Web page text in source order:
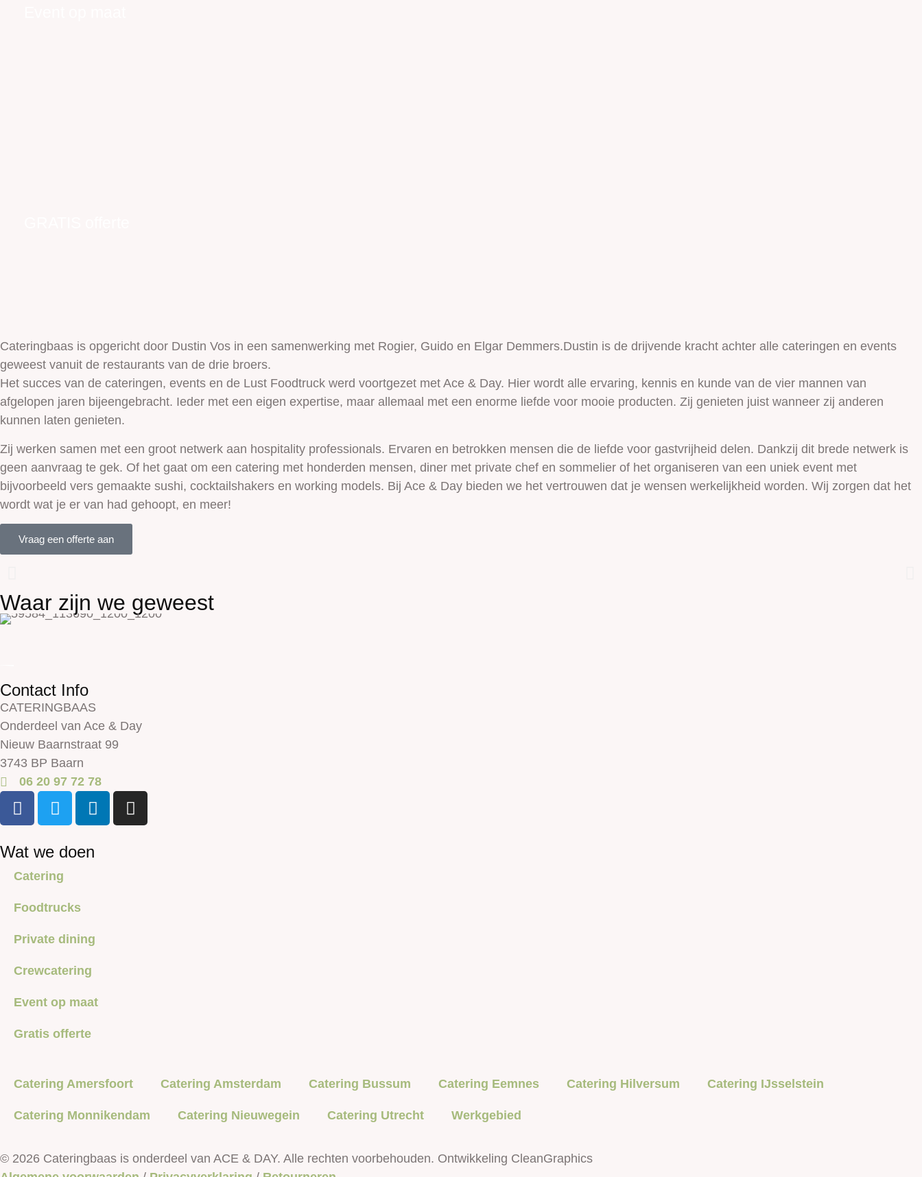
Cateringbaas is opgericht door Dustin Vos in een samenwerking met Rogier, Guido en Elgar Demmers.Dustin is de drijvende kracht achter alle cateringen en events
geweest vanuit de restaurants van de drie broers.
Het succes van de cateringen, events en de Lust Foodtruck werd voortgezet met Ace & Day. Hier wordt alle ervaring, kennis en kunde van de vier mannen van
afgelopen jaren bijeengebracht. Ieder met een eigen expertise, maar allemaal met een enorme liefde voor mooie producten. Zij genieten juist wanneer zij anderen
kunnen laten genieten.
Zij werken samen met een groot netwerk aan hospitality professionals. Ervaren en betrokken mensen die de liefde voor gastvrijheid delen. Dankzij dit brede netwerk is
geen aanvraag te gek. Of het gaat om een catering met honderden mensen, diner met private chef en sommelier of het organiseren van een uniek event met
bijvoorbeeld vers gemaakte sushi, cocktailshakers en working models. Bij Ace & Day bieden we het vertrouwen dat je wensen werkelijkheid worden. Wij zorgen dat het
wordt wat je er van had gehoopt, en meer!
Vraag een offerte aan
Waar zijn we geweest
Contact Info
CATERINGBAAS
Onderdeel van Ace & Day
Nieuw Baarnstraat 99
3743 BP Baarn
06 20 97 72 78
Wat we doen
Catering
Foodtrucks
Private dining
Crewcatering
Event op maat
Gratis offerte
Catering Amersfoort Catering Amsterdam Catering Bussum Catering Eemnes Catering Hilversum Catering IJsselstein
Catering Monnikendam Catering Nieuwegein Catering Utrecht Werkgebied
© 2026 Cateringbaas is onderdeel van ACE & DAY. Alle rechten voorbehouden. Ontwikkeling CleanGraphics